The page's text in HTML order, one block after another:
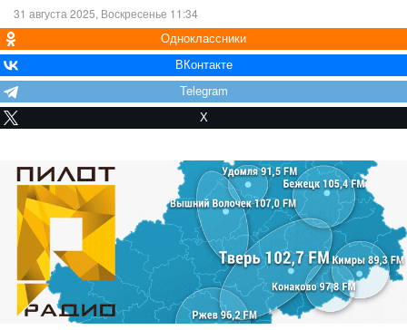
31 августа 2025, Воскресенье 11:34
Одноклассники
ВКонтакте
Telegram
X